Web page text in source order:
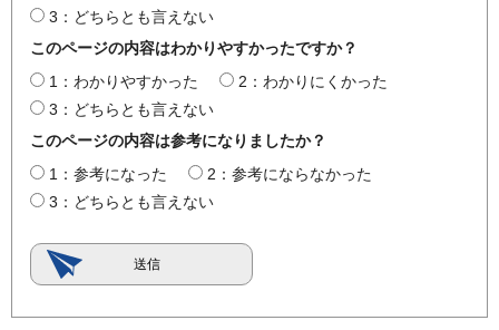
3：どちらとも言えない
このページの内容はわかりやすかったですか？
1：わかりやすかった
2：わかりにくかった
3：どちらとも言えない
このページの内容は参考になりましたか？
1：参考になった
2：参考にならなかった
3：どちらとも言えない